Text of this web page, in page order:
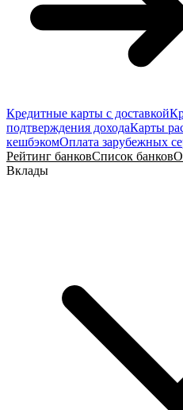
Кредитные карты с доставкой
подтверждения доходаКарты
кешбэкомОплата зарубежных
Рейтинг банковСписок банков
Вклады